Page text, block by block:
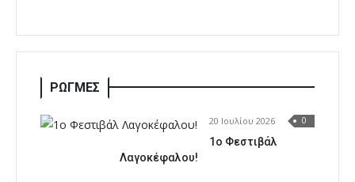
ΡΩΓΜΕΣ
20 Ιουλίου 2026 0
1o Φεστιβάλ
Λαγοκέφαλου!